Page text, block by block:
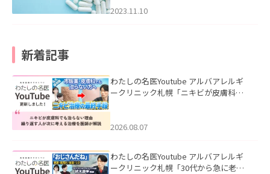
2023.11.10
新着記事
わたしの名医Youtube アルバアレルギ
ークリニック札幌「ニキビが皮膚科で
ました。
2026.08.07
わたしの名医Youtube アルバアレルギ
ークリニック札幌「30代から急に老け